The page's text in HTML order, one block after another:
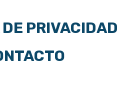
PRIVACIDAD